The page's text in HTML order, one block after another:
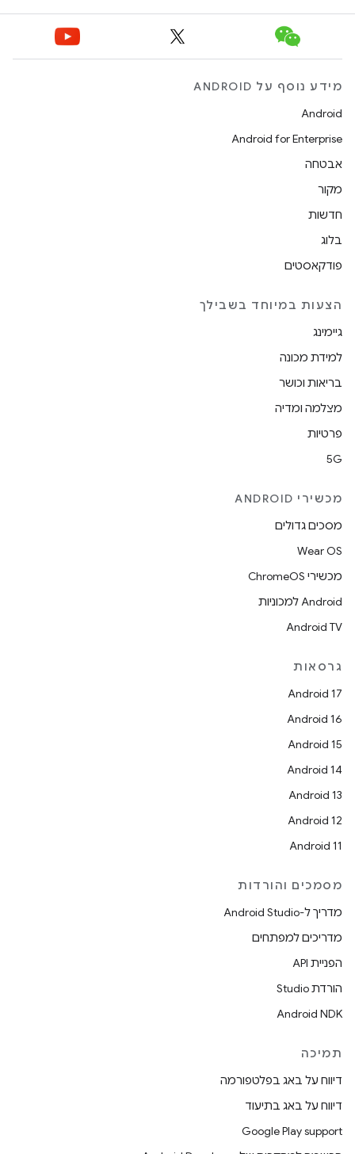
מידע נוסף על ANDROID
Android
Android for Enterprise
אבטחה
מקור
חדשות
בלוג
פודקאסטים
הצעות במיוחד בשבילך
גיימינג
למידת מכונה
בריאות וכושר
מצלמה ומדיה
פרטיות
5G
מכשירי ANDROID
מסכים גדולים
Wear OS
מכשירי ChromeOS
Android למכוניות
Android TV
גרסאות
Android 17
Android 16
Android 15
Android 14
Android 13
Android 12
Android 11
מסמכים והורדות
מדריך ל-Android Studio
מדריכים למפתחים
הפניית API
הורדת Studio
Android NDK
תמיכה
דיווח על באג בפלטפורמה
דיווח על באג בתיעוד
Google Play support